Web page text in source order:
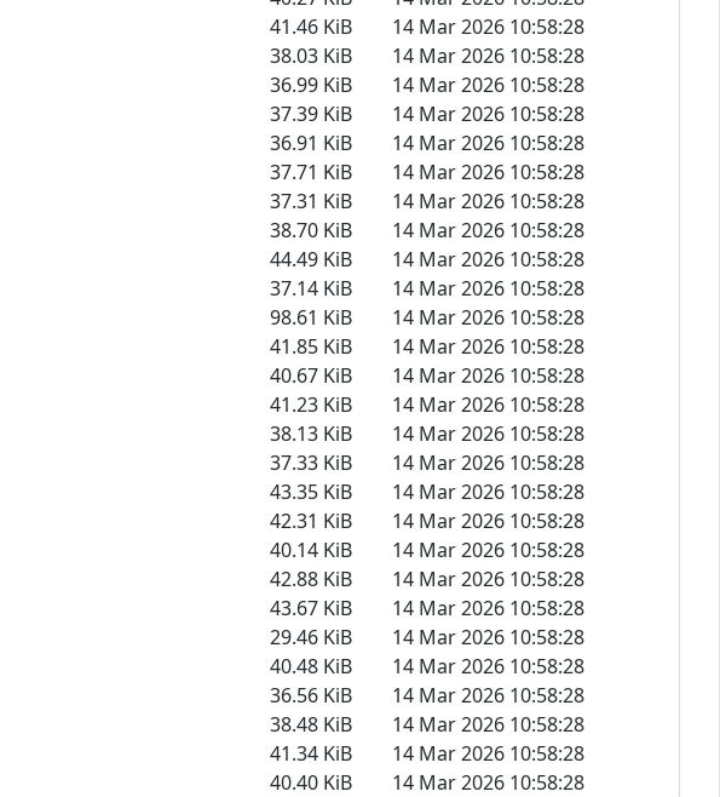
41.46 KiB
14 Mar 2026 10:58:28
38.03 KiB
14 Mar 2026 10:58:28
36.99 KiB
14 Mar 2026 10:58:28
37.39 KiB
14 Mar 2026 10:58:28
36.91 KiB
14 Mar 2026 10:58:28
37.71 KiB
14 Mar 2026 10:58:28
37.31 KiB
14 Mar 2026 10:58:28
38.70 KiB
14 Mar 2026 10:58:28
44.49 KiB
14 Mar 2026 10:58:28
37.14 KiB
14 Mar 2026 10:58:28
98.61 KiB
14 Mar 2026 10:58:28
41.85 KiB
14 Mar 2026 10:58:28
40.67 KiB
14 Mar 2026 10:58:28
41.23 KiB
14 Mar 2026 10:58:28
38.13 KiB
14 Mar 2026 10:58:28
37.33 KiB
14 Mar 2026 10:58:28
43.35 KiB
14 Mar 2026 10:58:28
42.31 KiB
14 Mar 2026 10:58:28
40.14 KiB
14 Mar 2026 10:58:28
42.88 KiB
14 Mar 2026 10:58:28
43.67 KiB
14 Mar 2026 10:58:28
29.46 KiB
14 Mar 2026 10:58:28
40.48 KiB
14 Mar 2026 10:58:28
36.56 KiB
14 Mar 2026 10:58:28
38.48 KiB
14 Mar 2026 10:58:28
41.34 KiB
14 Mar 2026 10:58:28
40.40 KiB
14 Mar 2026 10:58:28